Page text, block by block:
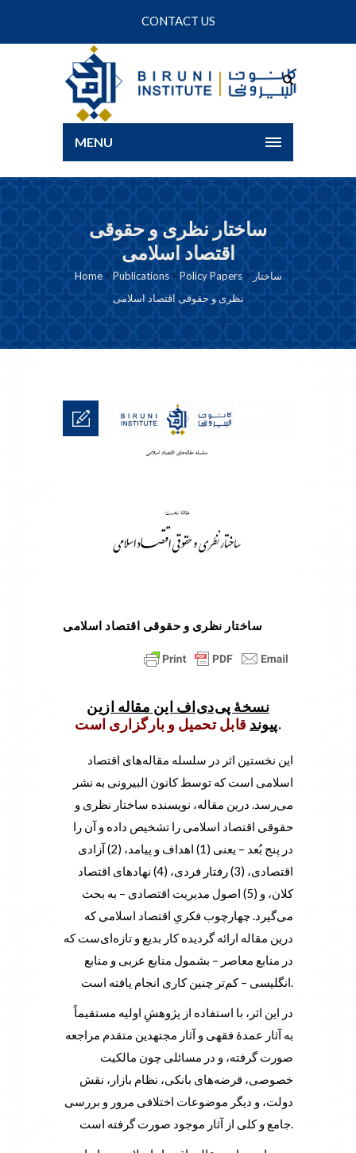
CONTACT US
MENU
ساختار نظری و حقوقی
اقتصاد اسلامی
Home Publications Policy Papers
ساختار
نظری و حقوقی اقتصاد اسلامی
ساختار نظری و حقوقی اقتصاد اسلامی
نسخۀ پی‌دی‌اف این مقاله ازین
پیوندقابل تحمیل و بارگزاری است.
این نخستین اثر در سلسله مقاله‌های اقتصاد
اسلامی است که توسط کانون البیرونی به نشر
می‌رسد. درین مقاله، نویسنده ساختار نظری و
حقوقی اقتصاد اسلامی را تشخیص داده و آن را
در پنج بُعد – یعنی (1) اهداف و پیامد، (2) آزادی
اقتصادی، (3) رفتار فردی، (4) نهادهای اقتصاد
کلان، و (5) اصول مدیریت اقتصادی – به بحث
می‌گیرد. چهارچوب فکریِ اقتصاد اسلامی که
درین مقاله ارائه گردیده کار بدیع و تازه‌ای‌ست که
در منابع معاصر – بشمول منابع عربی و منابع
انگلیسی – کم‌تر چنین کاری انجام یافته است.
در این اثر، با استفاده از پژوهشِ اولیه مستقیماً
به آثار عمدۀ فقهی و آثار مجتهدین متقدم مراجعه
صورت گرفته، و در مسائلی چون مالکیت
خصوصی، قرضه‌های بانکی، نظام بازار، نقش
دولت، و دیگر موضوعات اختلافی مرور و بررسی
جامع و کلی از آثار موجود صورت گرفته است.